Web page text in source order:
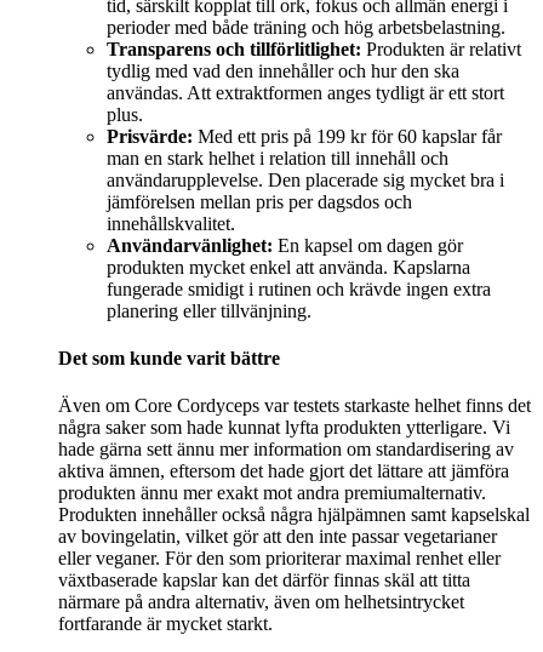
tid, särskilt kopplat till ork, fokus och allmän energi i
perioder med både träning och hög arbetsbelastning.
Transparens och tillförlitlighet: Produkten är relativt
tydlig med vad den innehåller och hur den ska
användas. Att extraktformen anges tydligt är ett stort
plus.
Prisvärde: Med ett pris på 199 kr för 60 kapslar får
man en stark helhet i relation till innehåll och
användarupplevelse. Den placerade sig mycket bra i
jämförelsen mellan pris per dagsdos och
innehållskvalitet.
Användarvänlighet: En kapsel om dagen gör
produkten mycket enkel att använda. Kapslarna
fungerade smidigt i rutinen och krävde ingen extra
planering eller tillvänjning.
Det som kunde varit bättre
Även om Core Cordyceps var testets starkaste helhet finns det
några saker som hade kunnat lyfta produkten ytterligare. Vi
hade gärna sett ännu mer information om standardisering av
aktiva ämnen, eftersom det hade gjort det lättare att jämföra
produkten ännu mer exakt mot andra premiumalternativ.
Produkten innehåller också några hjälpämnen samt kapselskal
av bovingelatin, vilket gör att den inte passar vegetarianer
eller veganer. För den som prioriterar maximal renhet eller
växtbaserade kapslar kan det därför finnas skäl att titta
närmare på andra alternativ, även om helhetsintrycket
fortfarande är mycket starkt.